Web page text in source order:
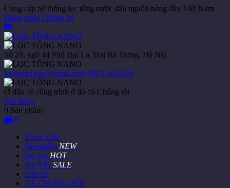
Cung cấp hệ thống lọc tổng nước đầu nguồn hàng đầu Việt Nam
Đăng nhập / Đăng ký
Số 29, ngõ 44 Phố Đại La, Hai Bà Trưng, Hà Nội
loctongnano@gmail.com 0973.101.618
Ở đâu có công trình ở đó có Chúng tôi
Giỏ hàng
0 Sản phẩm
0
Trang Chủ
Sản phẩm NEW
Dự Án HOT
Tin Tức SALE
Liên hệ
VỀ CHÚNG TÔI